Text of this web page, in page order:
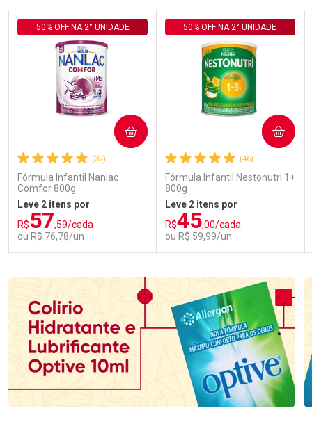
(37)
Fórmula Infantil Nanlac
Comfor 800g
50% OFF NA 2° UNIDADE
Leve 2 itens por
R$57,59/cada
ou R$ 76,78/un
COMPRAR
(46)
Fórmula Infantil Nestonutri 1+
800g
50% OFF NA 2° UNIDADE
Leve 2 itens por
R$45,00/cada
ou R$ 59,99/un
COMPRAR
Laboratório
Por Menos